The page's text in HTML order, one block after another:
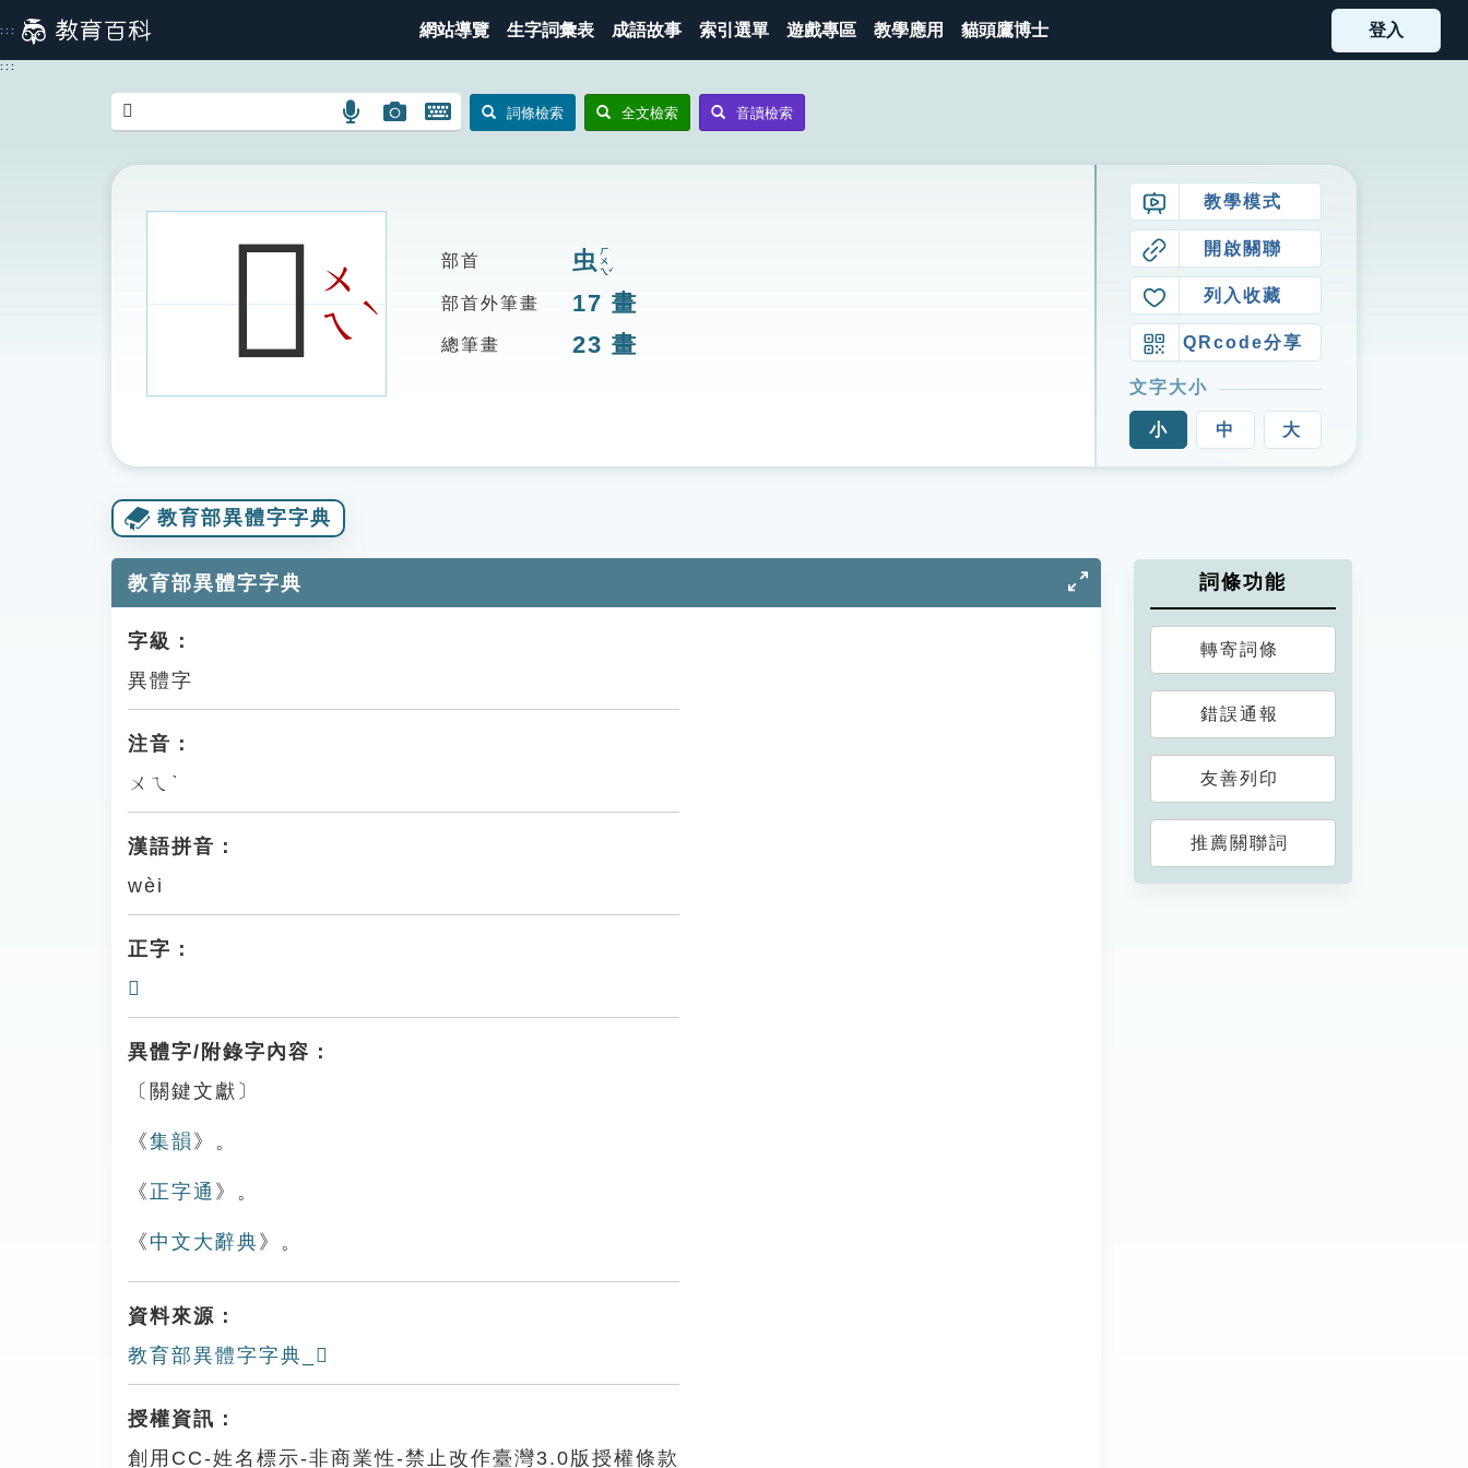
到
主
::: 網站導覽 生字詞彙表 成語故事 索引選單 遊戲專區 教學應用 貓頭鷹博士 登入
:::
語
搜
圖
圖
搜
開
鍵
詞條檢索 全文檢索 音讀檢索
𧕈ㄨ
ㄟ
ˋ
部首 虫ㄏㄨㄟˇ
部首外筆畫 17 畫
總筆畫 23 畫
教學模式
開啟關聯
列入收藏
QRcode分享
文字大小
小 中 大
教育部異體字字典
教育部異體字字典
字級：
異體字
注音：
ㄨㄟˋ
漢語拼音：
wèi
正字：
𧐇
異體字/附錄字內容：
〔關鍵文獻〕
《集韻 》。
《 正字通 》。
《 中文大辭典 》。
資料來源：
教育部異體字字典_𧕈
授權資訊：
創用CC-姓名標示-非商業性-禁止改作臺灣3.0版授權條款
詞條功能
轉寄詞條
錯誤通報
友善列印
推薦關聯詞